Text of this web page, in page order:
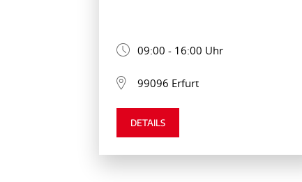
09:00 - 16:00 Uhr
99096 Erfurt
DETAILS